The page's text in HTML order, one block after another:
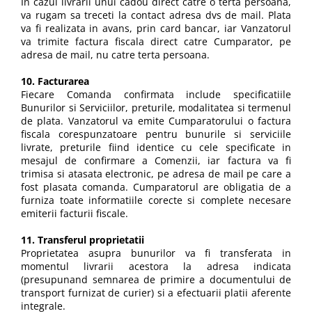
va rugam sa treceti la contact adresa dvs de mail. Plata
va fi realizata in avans, prin card bancar, iar Vanzatorul
va trimite factura fiscala direct catre Cumparator, pe
adresa de mail, nu catre terta persoana.
10. Facturarea
Fiecare Comanda confirmata include specificatiile
Bunurilor si Serviciilor, preturile, modalitatea si termenul
de plata. Vanzatorul va emite Cumparatorului o factura
fiscala corespunzatoare pentru bunurile si serviciile
livrate, preturile fiind identice cu cele specificate in
mesajul de confirmare a Comenzii, iar factura va fi
trimisa si atasata electronic, pe adresa de mail pe care a
fost plasata comanda. Cumparatorul are obligatia de a
furniza toate informatiile corecte si complete necesare
emiterii facturii fiscale.
11. Transferul proprietatii
Proprietatea asupra bunurilor va fi transferata in
momentul livrarii acestora la adresa indicata
(presupunand semnarea de primire a documentului de
transport furnizat de curier) si a efectuarii platii aferente
integrale.